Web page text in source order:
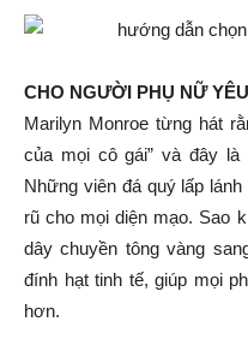
CHO NGƯỜI PHỤ NỮ
Marilyn Monroe từng hát
của mọi cô gái” và đây
Những viên đá quý lấp
rũ cho mọi diện mạo. Sao
dây chuyền tông vàng
đính hạt tinh tế, giúp mọi
hơn.